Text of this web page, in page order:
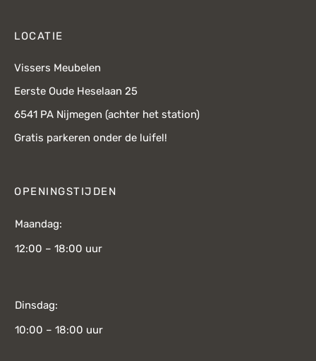
LOCATIE
Vissers Meubelen
Eerste Oude Heselaan 25
6541 PA Nijmegen (achter het station)
Gratis parkeren onder de luifel!
OPENINGSTIJDEN
Maandag:
12:00 – 18:00 uur
Dinsdag:
10:00 – 18:00 uur